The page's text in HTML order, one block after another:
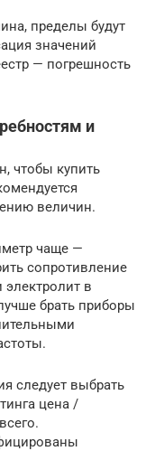
пределы будут
значений
— погрешность
и
чтобы купить
величин.
чаще —
сопротивление
электролит в
брать приборы
следует выбрать
цена /